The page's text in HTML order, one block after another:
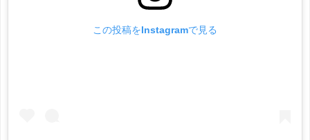
この投稿をInstagramで見る